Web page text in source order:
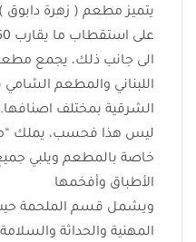
يتميز مطعم ( زهرة دابوق
على استقطاب ما يقارب 150 شخص مرّةً واحدة، .
الى جانب ذلك، يجمع
اللبناني والمطعم
الشرقية بمختلف اصنافها.
ليس هذا فحسب، يملك
خاصة بالمطعم ويلبي
الأطباق وأفخمها
ويشمل قسم الملحمة
المهنية والحداثة